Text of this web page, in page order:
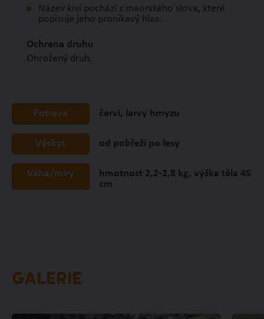
Název kivi pochází z maorského slova, které
popisuje jeho pronikavý hlas.
Ochrana druhu
Ohrožený druh.
Potrava červi, larvy hmyzu
Výskyt od pobřeží po lesy
Váha/míry
hmotnost 2,2-2,8 kg, výška těla 45
cm
GALERIE